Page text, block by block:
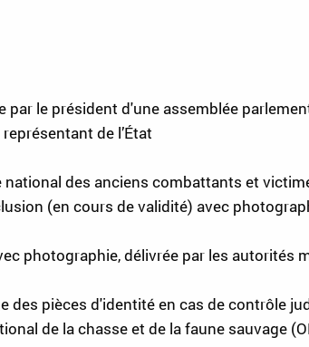
le président d'une assemblée
de l’État
des anciens combattants et
(en cours de validité) avec
photographie, délivrée par les autorités
des pièces d'identité en cas de contrôle
de la chasse et de la faune sauvage